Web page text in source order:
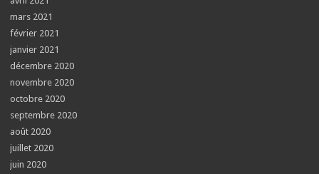
mars 2021
février 2021
janvier 2021
décembre 2020
novembre 2020
octobre 2020
septembre 2020
août 2020
juillet 2020
juin 2020